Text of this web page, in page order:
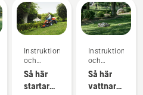
Instruktioner
och
guider
Så här
startar
Instruktioner
och
guider
Så här
vattnar